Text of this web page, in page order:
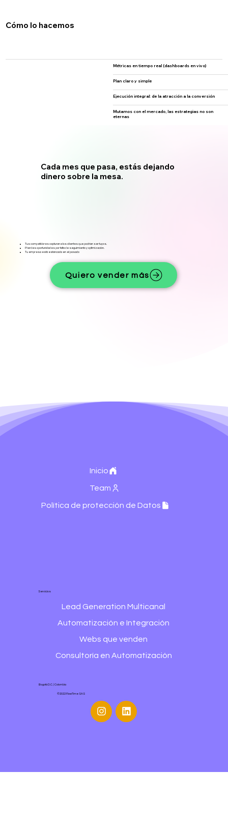
Cada mes que pasa, estás dejando
dinero sobre la mesa.
Tus competidores capturan a los clientes que podrían ser tuyos.
Pierdes oportunidades por falta de seguimiento y optimización.
Tu empresa está estancada en el pasado
Quiero vender más
Cómo lo hacemos
Métricas en tiempo real (dashboards en vivo)
Plan claro y simple
Ejecución integral: de la atracción a la conversión
Mutamos con el mercado, las estrategias no son
eternas
Inicio
Team
Política de protección de Datos
Servicios
Lead Generation Multicanal
Automatización e Integración
Webs que venden
Consultoría en Automatización
Bogotá D.C. | Colombia
©2022 FlowTime SAS